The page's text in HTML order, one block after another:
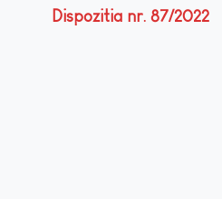
Dispozitia nr. 87/2022